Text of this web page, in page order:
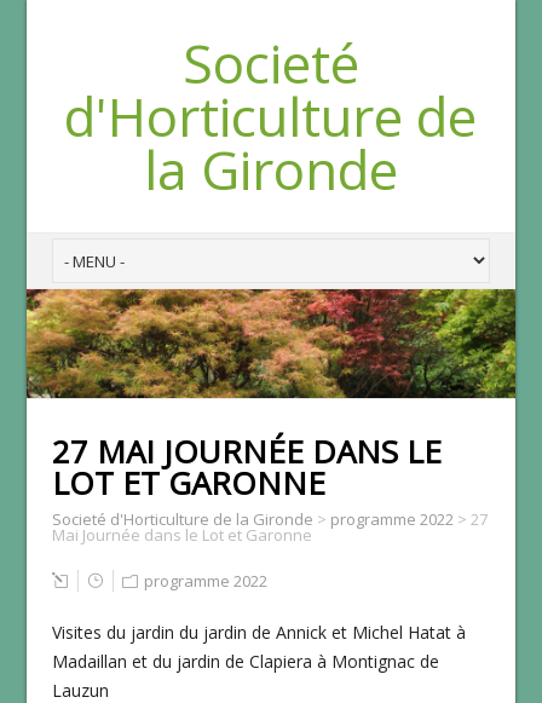
Societé
d'Horticulture de
la Gironde
27 MAI JOURNÉE DANS LE
LOT ET GARONNE
Societé d'Horticulture de la Gironde > programme 2022 > 27
Mai Journée dans le Lot et Garonne
programme 2022
Visites du jardin du jardin de Annick et Michel Hatat à
Madaillan et du jardin de Clapiera à Montignac de
Lauzun